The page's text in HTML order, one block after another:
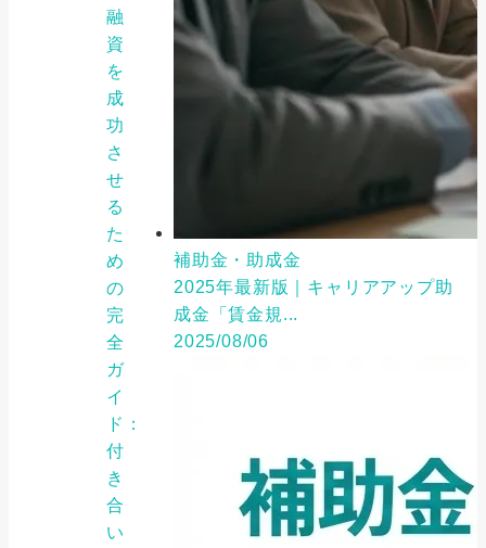
融
資
を
成
功
さ
せ
る
た
め
の
完
全
ガ
イ
ド：
付
き
合
い
補助金・助成金
2025年最新版｜キャリアアップ助
成金「賃金規...
2025/08/06